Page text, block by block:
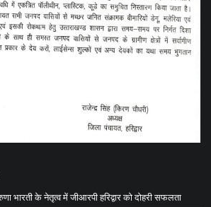
भारती के नेतृत्व में जीआरपी हरिद्वार को दोहरी सफलता